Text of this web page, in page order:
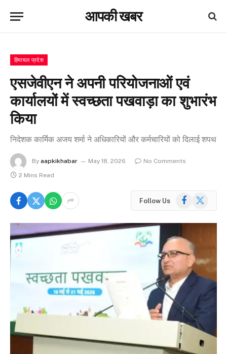
आपकी खबर
हिमाचल प्रदेश
एसजेवीएन ने अपनी परियोजनाओं एवं
कार्यालयों में स्वच्छता पखवाड़ा का शुभारंभ
किया
निदेशक कार्मिक अजय शर्मा ने अधिकारियों और कर्मचारियों को दिलाई शपथ
By aapkikhabar May 18, 2026
No Comments
2 Mins Read
Follow Us Facebook
X